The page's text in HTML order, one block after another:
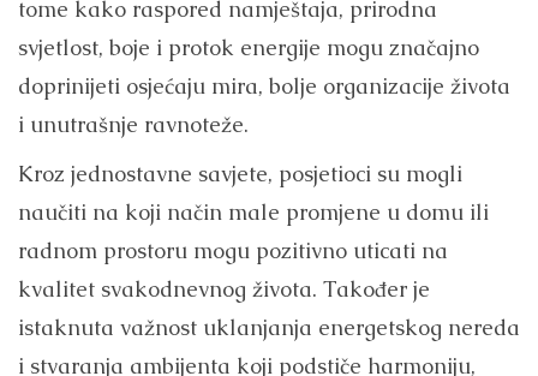
tome kako raspored namještaja, prirodna
svjetlost, boje i protok energije mogu značajno
doprinijeti osjećaju mira, bolje organizacije života
i unutrašnje ravnoteže.
Kroz jednostavne savjete, posjetioci su mogli
naučiti na koji način male promjene u domu ili
radnom prostoru mogu pozitivno uticati na
kvalitet svakodnevnog života. Također je
istaknuta važnost uklanjanja energetskog nereda
i stvaranja ambijenta koji podstiče harmoniju,